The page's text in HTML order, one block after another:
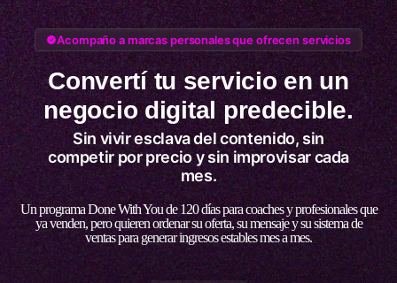
Acompaño a marcas personales que ofrecen servicios
Convertí tu servicio en un
negocio digital predecible.
Sin vivir esclava del contenido, sin
competir por precio y sin improvisar cada
mes.
Un programa Done With You de 120 días para coaches y profesionales que
ya venden, pero quieren ordenar su oferta, su mensaje y su sistema de
ventas para generar ingresos estables mes a mes.